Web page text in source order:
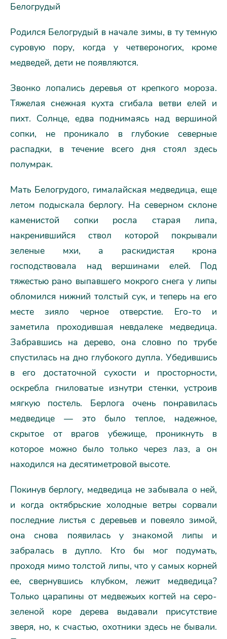
Белогрудый
Родился Белогрудый в начале зимы, в ту темную
суровую пору, когда у четвероногих, кроме
медведей, дети не появляются.
Звонко лопались деревья от крепкого мороза.
Тяжелая снежная кухта сгибала ветви елей и
пихт. Солнце, едва поднимаясь над вершиной
сопки, не проникало в глубокие северные
распадки, в течение всего дня стоял здесь
полумрак.
Мать Белогрудого, гималайская медведица, еще
летом подыскала берлогу. На северном склоне
каменистой сопки росла старая липа,
накренившийся ствол которой покрывали
зеленые мхи, а раскидистая крона
господствовала над вершинами елей. Под
тяжестью рано выпавшего мокрого снега у липы
обломился нижний толстый сук, и теперь на его
месте зияло черное отверстие. Его-то и
заметила проходившая невдалеке медведица.
Забравшись на дерево, она словно по трубе
спустилась на дно глубокого дупла. Убедившись
в его достаточной сухости и просторности,
оскребла гниловатые изнутри стенки, устроив
мягкую постель. Берлога очень понравилась
медведице — это было теплое, надежное,
скрытое от врагов убежище, проникнуть в
которое можно было только через лаз, а он
находился на десятиметровой высоте.
Покинув берлогу, медведица не забывала о ней,
и когда октябрьские холодные ветры сорвали
последние листья с деревьев и повеяло зимой,
она снова появилась у знакомой липы и
забралась в дупло. Кто бы мог подумать,
проходя мимо толстой липы, что у самых корней
ее, свернувшись клубком, лежит медведица?
Только царапины от медвежьих когтей на серо-
зеленой коре дерева выдавали присутствие
зверя, но, к счастью, охотники здесь не бывали.